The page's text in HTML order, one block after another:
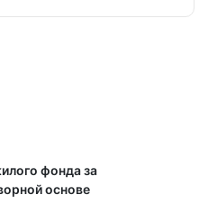
фонда за
основе